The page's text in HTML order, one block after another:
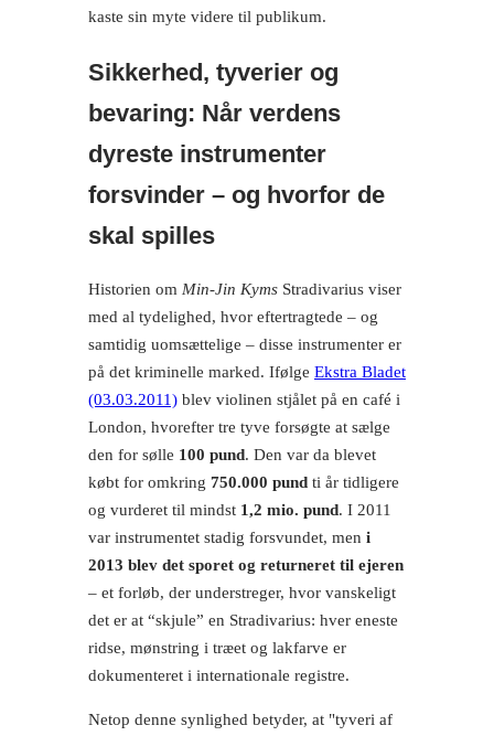
kaste sin myte videre til publikum.
Sikkerhed, tyverier og
bevaring: Når verdens
dyreste instrumenter
forsvinder – og hvorfor de
skal spilles
Historien om Min-Jin Kyms Stradivarius viser
med al tydelighed, hvor eftertragtede – og
samtidig uomsættelige – disse instrumenter er
på det kriminelle marked. Ifølge Ekstra Bladet
(03.03.2011) blev violinen stjålet på en café i
London, hvorefter tre tyve forsøgte at sælge
den for sølle 100 pund. Den var da blevet
købt for omkring 750.000 pund ti år tidligere
og vurderet til mindst 1,2 mio. pund. I 2011
var instrumentet stadig forsvundet, men i
2013 blev det sporet og returneret til ejeren
– et forløb, der understreger, hvor vanskeligt
det er at “skjule” en Stradivarius: hver eneste
ridse, mønstring i træet og lakfarve er
dokumenteret i internationale registre.
Netop denne synlighed betyder, at
tyveri af